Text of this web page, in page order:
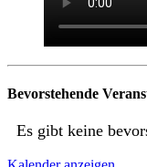
Bevorstehende
Es gibt keine